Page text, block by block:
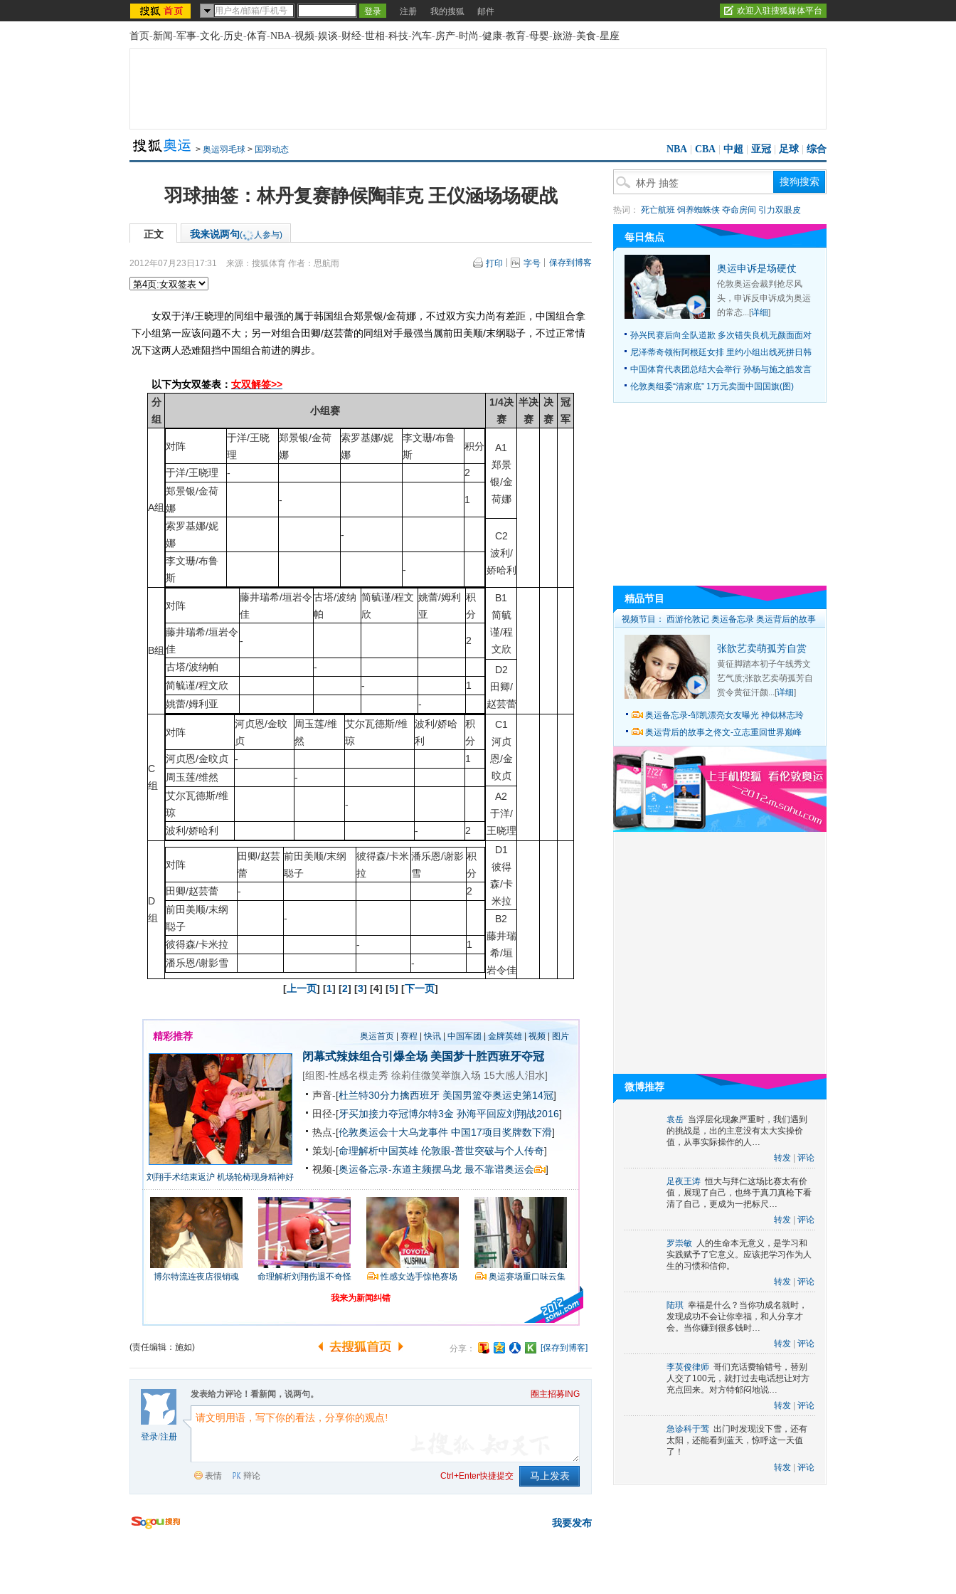
注册 我的搜狐 邮件 欢迎入驻搜狐媒体平台
首页-新闻-军事-文化-历史-体育-NBA-视频-娱谈-财经-世相-科技-汽车-房产-时尚-健康-教育-母婴-旅游-美食-星座
> 奥运羽毛球 > 国羽动态 NBA CBA 中超 亚冠 足球| 综合
羽球抽签：林丹复赛静候陶菲克 王仪涵场场硬战
正文 我来说两句( 人参与)
2012年07月23日17:31 来源： 搜狐体育 作者：思航雨 打印 字号 保存到博客
女双于洋/王晓理的同组中最强的属于韩国组合郑景银/金荷娜，不过双方实力尚有差距，中国组合拿
下小组第一应该问题不大；另一对组合田卿/赵芸蕾的同组对手最强当属前田美顺/末纲聪子，不过正常情
况下这两人恐难阻挡中国组合前进的脚步。
以下为女双签表： 女双解签>>
分
组
小组赛
1/4决
赛
半决
赛
决
赛
冠
军
A组
对阵
于洋/王晓
理
郑景银/金荷
娜
索罗基娜/妮
娜
李文珊/布鲁
斯
积分
于洋/王晓理 -
2
郑景银/金荷
娜
- 1
索罗基娜/妮
娜
-
李文珊/布鲁
斯
-
A1
郑景
银/金
荷娜
C2
波利/
娇哈利
B组
对阵
藤井瑞希/垣岩令
佳
古塔/波纳
帕
简毓谨/程文
欣
姚蕾/姆利
亚
积
分
藤井瑞希/垣岩令
佳
- 2
古塔/波纳帕
-
简毓谨/程文欣
-
1
姚蕾/姆利亚
-
B1
简毓
谨/程
文欣
D2
田卿/
赵芸蕾
C
组
对阵
河贞恩/金旼
贞
周玉莲/维
然
艾尔瓦德斯/维
琼
波利/娇哈
利
积
分
河贞恩/金旼贞 -
1
周玉莲/维然
-
艾尔瓦德斯/维
琼
-
波利/娇哈利 - 2
C1
河贞
恩/金
旼贞
A2
于洋/
王晓理
D
组
对阵
田卿/赵芸
蕾
前田美顺/末纲
聪子
彼得森/卡米
拉
潘乐恩/谢影
雪
积
分
田卿/赵芸蕾
-
2
前田美顺/末纲
聪子
-
彼得森/卡米拉 -
1
潘乐恩/谢影雪
-
D1
彼得
森/卡
米拉
B2
藤井瑞
希/垣
岩令佳
[ 上一页] [1] [2] [3] [4] [5] [下一页]
精彩推荐 奥运首页| 赛程 |快讯| 中国军团| 金牌英雄| 视频| 图片
刘翔手术结束返沪 机场轮椅现身精神好
闭幕式辣妹组合引爆全场 美国梦十胜西班牙夺冠
[组图-性感名模走秀 徐莉佳微笑举旗入场 15大感人泪水]
声音-[杜兰特30分力擒西班牙 美国男篮夺奥运史第14冠]
田径-[牙买加接力夺冠博尔特3金 孙海平回应刘翔战2016]
热点-[伦敦奥运会十大乌龙事件 中国17项目奖牌数下滑]
策划-[命理解析中国英雄 伦敦眼-普世突破与个人传奇]
视频-[奥运备忘录-东道主频摆乌龙 最不靠谱奥运会 ]
博尔特流连夜店很销魂 命理解析刘翔伤退不奇怪 性感女选手惊艳赛场 奥运赛场重口味云集
我来为新闻纠错
(责任编辑：施如) 分享： [保存到博客]
登录/注册
发表给力评论！看新闻，说两句。 圈主招募ING
表情 辩论 Ctrl+Enter快捷提交
我要发布
热词： 死亡航班 饲养蜘蛛侠 夺命房间 引力双眼皮
每日焦点
奥运申诉是场硬仗
伦敦奥运会裁判抢尽风
头，申诉反申诉成为奥运
的常态...[详细]
孙兴民赛后向全队道歉 多次错失良机无颜面面对
尼泽蒂奇领衔阿根廷女排 里约小组出线死拼日韩
中国体育代表团总结大会举行 孙杨与施之皓发言
伦敦奥组委“清家底” 1万元卖面中国国旗(图)
精品节目
视频节目： 西游伦敦记 奥运备忘录 奥运背后的故事
张歆艺卖萌孤芳自赏
黄征脚踏本初子午线秀文
艺气质;张歆艺卖萌孤芳自
赏令黄征汗颜...[详细]
奥运备忘录-邹凯漂亮女友曝光 神似林志玲
奥运背后的故事之佟文-立志重回世界巅峰
微博推荐
袁岳 当浮层化现象严重时，我们遇到
的挑战是，出的主意没有太大实操价
值，从事实际操作的人…
转发
评论
足夜王涛 恒大与拜仁这场比赛太有价
值，展现了自己，也终于真刀真枪下看
清了自己，更成为一把标尺…
转发
评论
罗崇敏 人的生命本无意义，是学习和
实践赋予了它意义。应该把学习作为人
生的习惯和信仰。
转发
评论
陆琪 幸福是什么？当你功成名就时，
发现成功不会让你幸福，和人分享才
会。当你赚到很多钱时…
转发
评论
李英俊律师 哥们充话费输错号，替别
人交了100元，就打过去电话想让对方
充点回来。对方特郁闷地说…
转发
评论
急诊科于莺 出门时发现没下雪，还有
太阳，还能看到蓝天，惊呼这一天值
了！
转发
评论